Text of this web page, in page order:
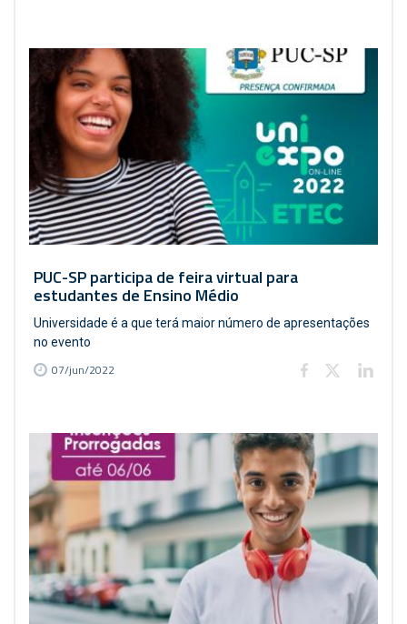
PUC-SP participa de feira virtual para
estudantes de Ensino Médio
Universidade é a que terá maior número de apresentações
no evento
07/jun/2022